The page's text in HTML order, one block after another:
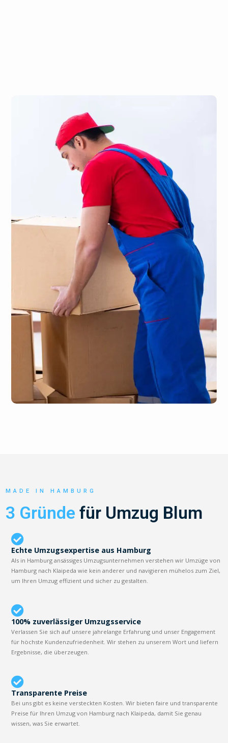
MADE IN HAMBURG
3 Gründe für Umzug Blum
Echte Umzugsexpertise aus Hamburg
Als in Hamburg ansässiges Umzugsunternehmen verstehen wir Umzüge von
Hamburg nach Klaipeda wie kein anderer und navigieren mühelos zum Ziel,
um Ihren Umzug effizient und sicher zu gestalten.
100% zuverlässiger Umzugsservice
Verlassen Sie sich auf unsere jahrelange Erfahrung und unser Engagement
für höchste Kundenzufriedenheit. Wir stehen zu unserem Wort und liefern
Ergebnisse, die überzeugen.
Transparente Preise
Bei uns gibt es keine versteckten Kosten. Wir bieten faire und transparente
Preise für Ihren Umzug von Hamburg nach Klaipeda, damit Sie genau
wissen, was Sie erwartet.